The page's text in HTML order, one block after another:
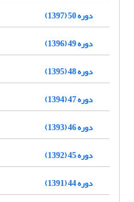
دوره 50 (1397)
دوره 49 (1396)
دوره 48 (1395)
دوره 47 (1394)
دوره 46 (1393)
دوره 45 (1392)
دوره 44 (1391)